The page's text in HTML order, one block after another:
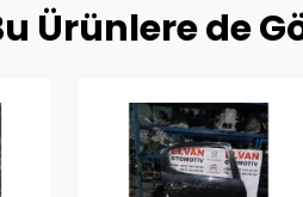
Ürünlere de